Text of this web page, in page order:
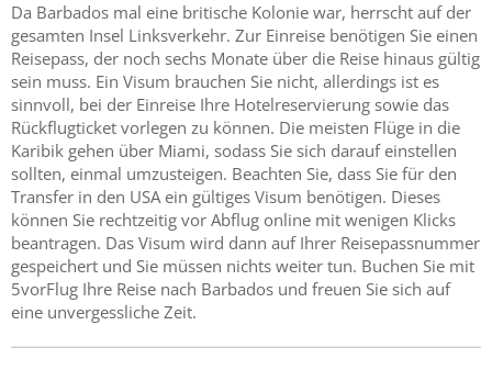
Da Barbados mal eine britische Kolonie war, herrscht auf der
gesamten Insel Linksverkehr. Zur Einreise benötigen Sie einen
Reisepass, der noch sechs Monate über die Reise hinaus gültig
sein muss. Ein Visum brauchen Sie nicht, allerdings ist es
sinnvoll, bei der Einreise Ihre Hotelreservierung sowie das
Rückflugticket vorlegen zu können. Die meisten Flüge in die
Karibik gehen über Miami, sodass Sie sich darauf einstellen
sollten, einmal umzusteigen. Beachten Sie, dass Sie für den
Transfer in den USA ein gültiges Visum benötigen. Dieses
können Sie rechtzeitig vor Abflug online mit wenigen Klicks
beantragen. Das Visum wird dann auf Ihrer Reisepassnummer
gespeichert und Sie müssen nichts weiter tun. Buchen Sie mit
5vorFlug Ihre Reise nach Barbados und freuen Sie sich auf
eine unvergessliche Zeit.